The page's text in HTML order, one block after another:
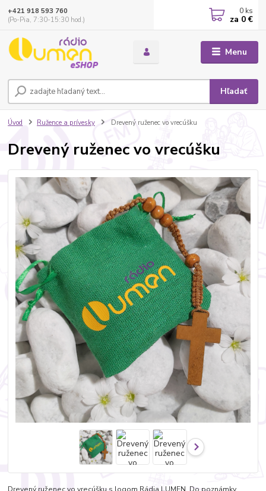
Menu
Hľadať
+421 918 593 760
(Po-Pia, 7:30-15:30 hod.)
0 ks
za 0 €
Úvod Ružence a prívesky Drevený ruženec vo vrecúšku
Drevený ruženec vo vrecúšku